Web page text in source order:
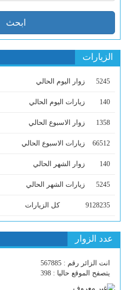
الزيارات
5245 زوار اليوم الحالي
140 زيارات اليوم الحالي
1358 زوار الاسبوع الحالي
66512 زيارات الاسبوع الحالي
140 زوار الشهر الحالي
5245 زيارات الشهر الحالي
9128235 كل الزيارات
عدد الزوار
انت الزائر رقم : 567885
يتصفح الموقع حاليا : 398